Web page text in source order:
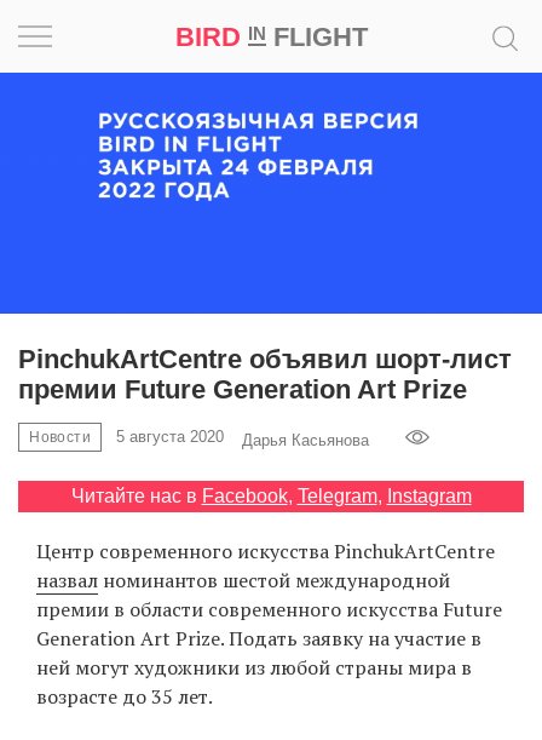
BIRD INFLIGHT
PinchukArtCentre объявил шорт-лист
премии Future Generation Art Prize
Новости 5 августа 2020 Дарья Касьянова
Читайте нас в Facebook, Telegram, Instagram
Центр современного искусства PinchukArtCentre
назвал номинантов шестой международной
премии в области современного искусства Future
Generation Art Prize. Подать заявку на участие в
ней могут художники из любой страны мира в
возрасте до 35 лет.